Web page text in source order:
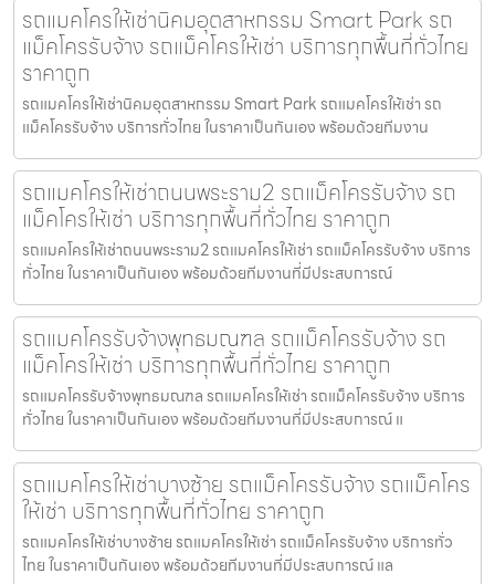
รถแมคโครให้เช่านิคมอุตสาหกรรม Smart Park รถ
แม็คโครรับจ้าง รถแม็คโครให้เช่า บริการทุกพื้นที่ทั่วไทย
ราคาถูก
รถแมคโครให้เช่านิคมอุตสาหกรรม Smart Park รถแมคโครให้เช่า รถ
แม็คโครรับจ้าง บริการทั่วไทย ในราคาเป็นกันเอง พร้อมด้วยทีมงาน
รถแมคโครให้เช่าถนนพระราม2 รถแม็คโครรับจ้าง รถ
แม็คโครให้เช่า บริการทุกพื้นที่ทั่วไทย ราคาถูก
รถแมคโครให้เช่าถนนพระราม2 รถแมคโครให้เช่า รถแม็คโครรับจ้าง บริการ
ทั่วไทย ในราคาเป็นกันเอง พร้อมด้วยทีมงานที่มีประสบการณ์
รถแมคโครรับจ้างพุทธมณฑล รถแม็คโครรับจ้าง รถ
แม็คโครให้เช่า บริการทุกพื้นที่ทั่วไทย ราคาถูก
รถแมคโครรับจ้างพุทธมณฑล รถแมคโครให้เช่า รถแม็คโครรับจ้าง บริการ
ทั่วไทย ในราคาเป็นกันเอง พร้อมด้วยทีมงานที่มีประสบการณ์ แ
รถแมคโครให้เช่าบางซ้าย รถแม็คโครรับจ้าง รถแม็คโคร
ให้เช่า บริการทุกพื้นที่ทั่วไทย ราคาถูก
รถแมคโครให้เช่าบางซ้าย รถแมคโครให้เช่า รถแม็คโครรับจ้าง บริการทั่ว
ไทย ในราคาเป็นกันเอง พร้อมด้วยทีมงานที่มีประสบการณ์ แล